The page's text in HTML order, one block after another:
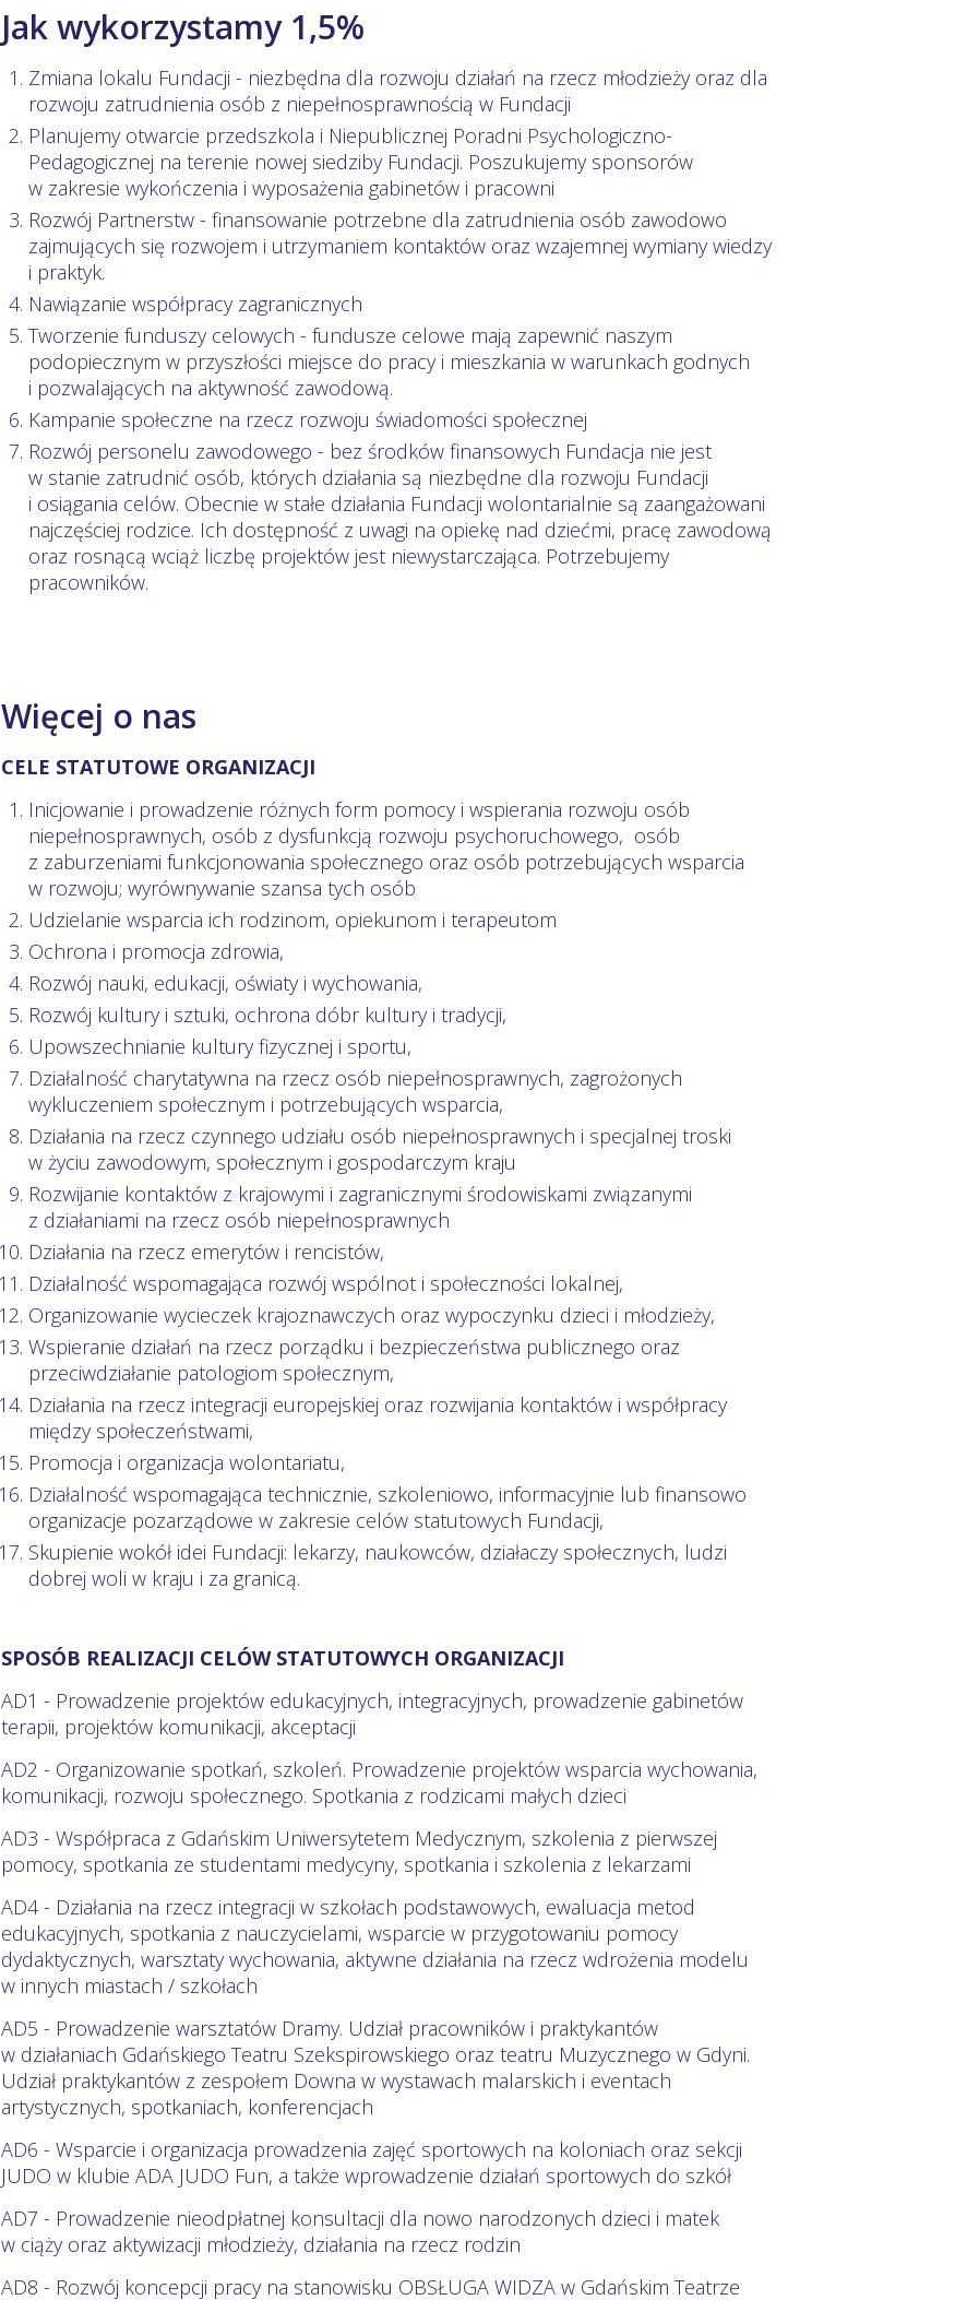
Jak wykorzystamy 1,5%
Zmiana lokalu Fundacji - niezbędna dla rozwoju działań na rzecz młodzieży oraz dla
rozwoju zatrudnienia osób z niepełnosprawnością w Fundacji
Planujemy otwarcie przedszkola i Niepublicznej Poradni Psychologiczno-
Pedagogicznej na terenie nowej siedziby Fundacji. Poszukujemy sponsorów
w zakresie wykończenia i wyposażenia gabinetów i pracowni
Rozwój Partnerstw - finansowanie potrzebne dla zatrudnienia osób zawodowo
zajmujących się rozwojem i utrzymaniem kontaktów oraz wzajemnej wymiany wiedzy
i praktyk.
Nawiązanie współpracy zagranicznych
Tworzenie funduszy celowych - fundusze celowe mają zapewnić naszym
podopiecznym w przyszłości miejsce do pracy i mieszkania w warunkach godnych
i pozwalających na aktywność zawodową.
Kampanie społeczne na rzecz rozwoju świadomości społecznej
Rozwój personelu zawodowego - bez środków finansowych Fundacja nie jest
w stanie zatrudnić osób, których działania są niezbędne dla rozwoju Fundacji
i osiągania celów. Obecnie w stałe działania Fundacji wolontarialnie są zaangażowani
najczęściej rodzice. Ich dostępność z uwagi na opiekę nad dziećmi, pracę zawodową
oraz rosnącą wciąż liczbę projektów jest niewystarczająca. Potrzebujemy
pracowników.
Więcej o nas
CELE STATUTOWE ORGANIZACJI
Inicjowanie i prowadzenie różnych form pomocy i wspierania rozwoju osób
niepełnosprawnych, osób z dysfunkcją rozwoju psychoruchowego, osób
z zaburzeniami funkcjonowania społecznego oraz osób potrzebujących wsparcia
w rozwoju; wyrównywanie szansa tych osób
Udzielanie wsparcia ich rodzinom, opiekunom i terapeutom
Ochrona i promocja zdrowia,
Rozwój nauki, edukacji, oświaty i wychowania,
Rozwój kultury i sztuki, ochrona dóbr kultury i tradycji,
Upowszechnianie kultury fizycznej i sportu,
Działalność charytatywna na rzecz osób niepełnosprawnych, zagrożonych
wykluczeniem społecznym i potrzebujących wsparcia,
Działania na rzecz czynnego udziału osób niepełnosprawnych i specjalnej troski
w życiu zawodowym, społecznym i gospodarczym kraju
Rozwijanie kontaktów z krajowymi i zagranicznymi środowiskami związanymi
z działaniami na rzecz osób niepełnosprawnych
Działania na rzecz emerytów i rencistów,
Działalność wspomagająca rozwój wspólnot i społeczności lokalnej,
Organizowanie wycieczek krajoznawczych oraz wypoczynku dzieci i młodzieży,
Wspieranie działań na rzecz porządku i bezpieczeństwa publicznego oraz
przeciwdziałanie patologiom społecznym,
Działania na rzecz integracji europejskiej oraz rozwijania kontaktów i współpracy
między społeczeństwami,
Promocja i organizacja wolontariatu,
Działalność wspomagająca technicznie, szkoleniowo, informacyjnie lub finansowo
organizacje pozarządowe w zakresie celów statutowych Fundacji,
Skupienie wokół idei Fundacji: lekarzy, naukowców, działaczy społecznych, ludzi
dobrej woli w kraju i za granicą.
SPOSÓB REALIZACJI CELÓW STATUTOWYCH ORGANIZACJI
AD1 - Prowadzenie projektów edukacyjnych, integracyjnych, prowadzenie gabinetów
terapii, projektów komunikacji, akceptacji
AD2 - Organizowanie spotkań, szkoleń. Prowadzenie projektów wsparcia wychowania,
komunikacji, rozwoju społecznego. Spotkania z rodzicami małych dzieci
AD3 - Współpraca z Gdańskim Uniwersytetem Medycznym, szkolenia z pierwszej
pomocy, spotkania ze studentami medycyny, spotkania i szkolenia z lekarzami
AD4 - Działania na rzecz integracji w szkołach podstawowych, ewaluacja metod
edukacyjnych, spotkania z nauczycielami, wsparcie w przygotowaniu pomocy
dydaktycznych, warsztaty wychowania, aktywne działania na rzecz wdrożenia modelu
w innych miastach / szkołach
AD5 - Prowadzenie warsztatów Dramy. Udział pracowników i praktykantów
w działaniach Gdańskiego Teatru Szekspirowskiego oraz teatru Muzycznego w Gdyni.
Udział praktykantów z zespołem Downa w wystawach malarskich i eventach
artystycznych, spotkaniach, konferencjach
AD6 - Wsparcie i organizacja prowadzenia zajęć sportowych na koloniach oraz sekcji
JUDO w klubie ADA JUDO Fun, a także wprowadzenie działań sportowych do szkół
AD7 - Prowadzenie nieodpłatnej konsultacji dla nowo narodzonych dzieci i matek
w ciąży oraz aktywizacji młodzieży, działania na rzecz rodzin
AD8 - Rozwój koncepcji pracy na stanowisku OBSŁUGA WIDZA w Gdańskim Teatrze